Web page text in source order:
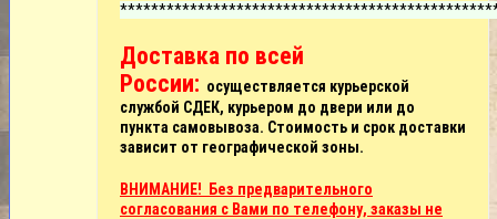
Доставка по всей
России: осуществляется курьерской
службой СДЕК, курьером до двери или до
пункта самовывоза. Стоимость и срок доставки
зависит от географической зоны.
ВНИМАНИЕ! Без предварительного
согласования с Вами по телефону, заказы не